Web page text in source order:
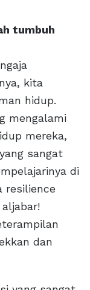
tumbuh
kita
hidup.
mengalami
mereka,
sangat
di
resilience
dan